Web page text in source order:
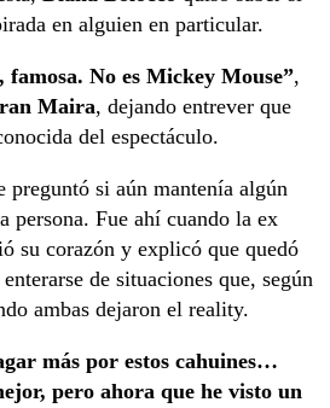
en alguien en particular.
No es Mickey Mouse”,
Maira, dejando entrever que
del espectáculo.
preguntó si aún mantenía algún
persona. Fue ahí cuando la ex
su corazón y explicó que quedó
de situaciones que, según
ambas dejaron el reality.
más por estos cahuines…
pero ahora que he visto un